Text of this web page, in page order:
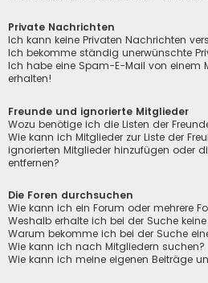
Private Nachrichten
Ich kann keine Privaten Nachrichten
Ich bekomme ständig unerwünschte
Ich habe eine Spam-E-Mail von einem
erhalten!
Freunde und ignorierte Mitglieder
Wozu benötige ich die Listen der
Wie kann ich Mitglieder zur Liste der
ignorierten Mitglieder hinzufügen oder
entfernen?
Die Foren durchsuchen
Wie kann ich ein Forum oder mehrere
Weshalb erhalte ich bei der Suche keine
Warum bekomme ich bei der Suche
Wie kann ich nach Mitgliedern suchen?
Wie kann ich meine eigenen Beiträge